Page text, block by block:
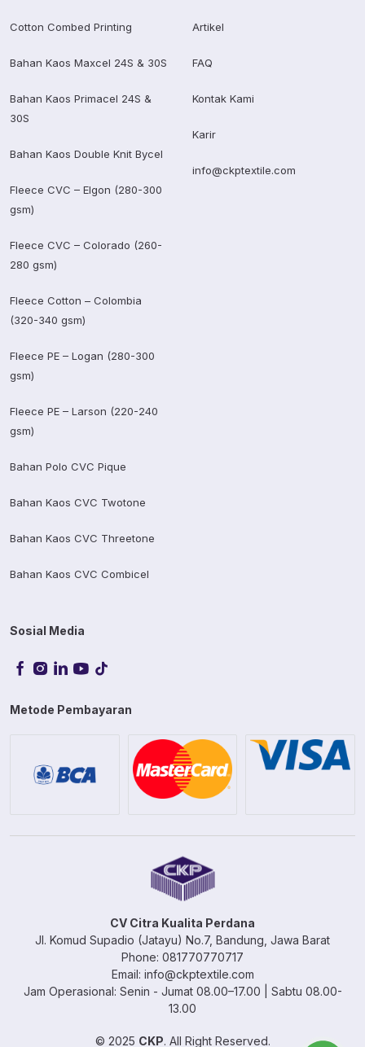
Cotton Combed Printing
Bahan Kaos Maxcel 24S & 30S
Bahan Kaos Primacel 24S &
30S
Bahan Kaos Double Knit Bycel
Fleece CVC – Elgon (280-300
gsm)
Fleece CVC – Colorado (260-
280 gsm)
Fleece Cotton – Colombia
(320-340 gsm)
Fleece PE – Logan (280-300
gsm)
Fleece PE – Larson (220-240
gsm)
Bahan Polo CVC Pique
Bahan Kaos CVC Twotone
Bahan Kaos CVC Threetone
Bahan Kaos CVC Combicel
Artikel
FAQ
Kontak Kami
Karir
info@ckptextile.com
Sosial Media
Metode Pembayaran
CV Citra Kualita Perdana
Jl. Komud Supadio (Jatayu) No.7, Bandung, Jawa Barat
Phone: 081770770717
Email: info@ckptextile.com
Jam Operasional: Senin - Jumat 08.00–17.00 | Sabtu 08.00-
13.00
© 2025 CKP. All Right Reserved.